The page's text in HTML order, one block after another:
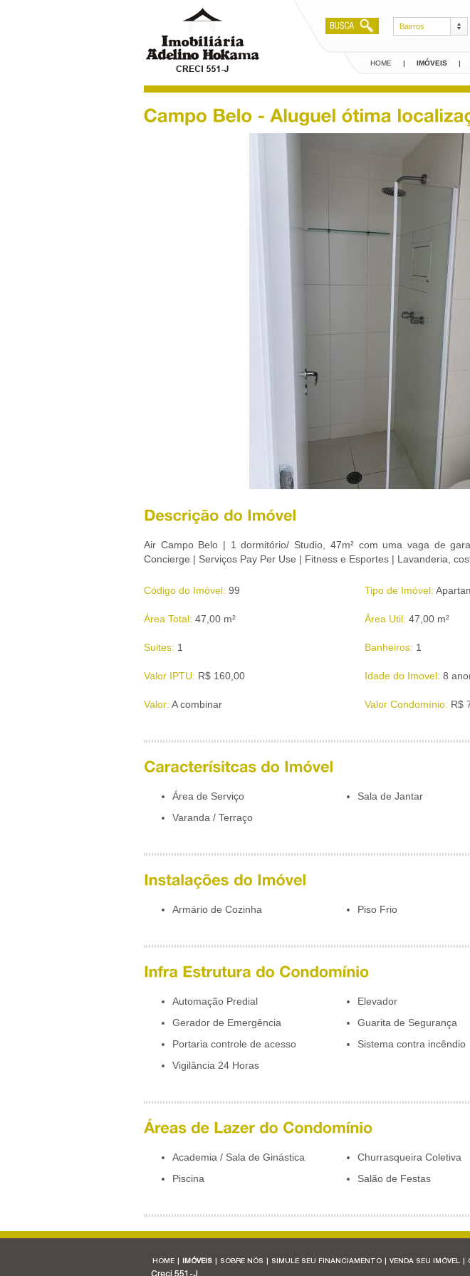
Bairros
HOME | IMÓVEIS |
Air Campo Belo | 1 dormitório/ Studio, 47m² com uma vaga de
Concierge | Serviços Pay Per Use | Fitness e Esportes | Lavanderia,
Código do Imóvel: 99 Tipo de Imóvel:
Área Total: 47,00 m² Área Util: 47,00 m²
Suites: 1 Banheiros: 1
Valor IPTU: R$ 160,00 Idade do Imovel: 8
Valor: A combinar Valor Condomínio: R$
Área de Serviço Sala de Jantar
Varanda / Terraço
Armário de Cozinha Piso Frio
Automação Predial Elevador
Gerador de Emergência
Guarita de Segurança
Portaria controle de acesso
Sistema contra incêndio
Vigilância 24 Horas
Academia / Sala de Ginástica Churrasqueira Coletiva
Piscina
Salão de Festas
HOME IMÓVEIS SOBRE NÓS SIMULE SEU FINANCIAMENTO VENDA SEU IMÓVEL